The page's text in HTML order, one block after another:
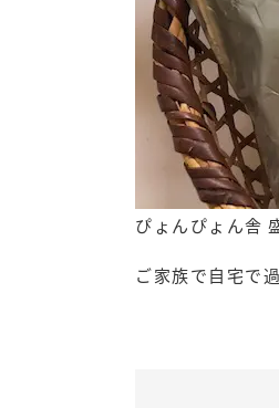
ぴょんぴょん舎
ご家族で自宅で